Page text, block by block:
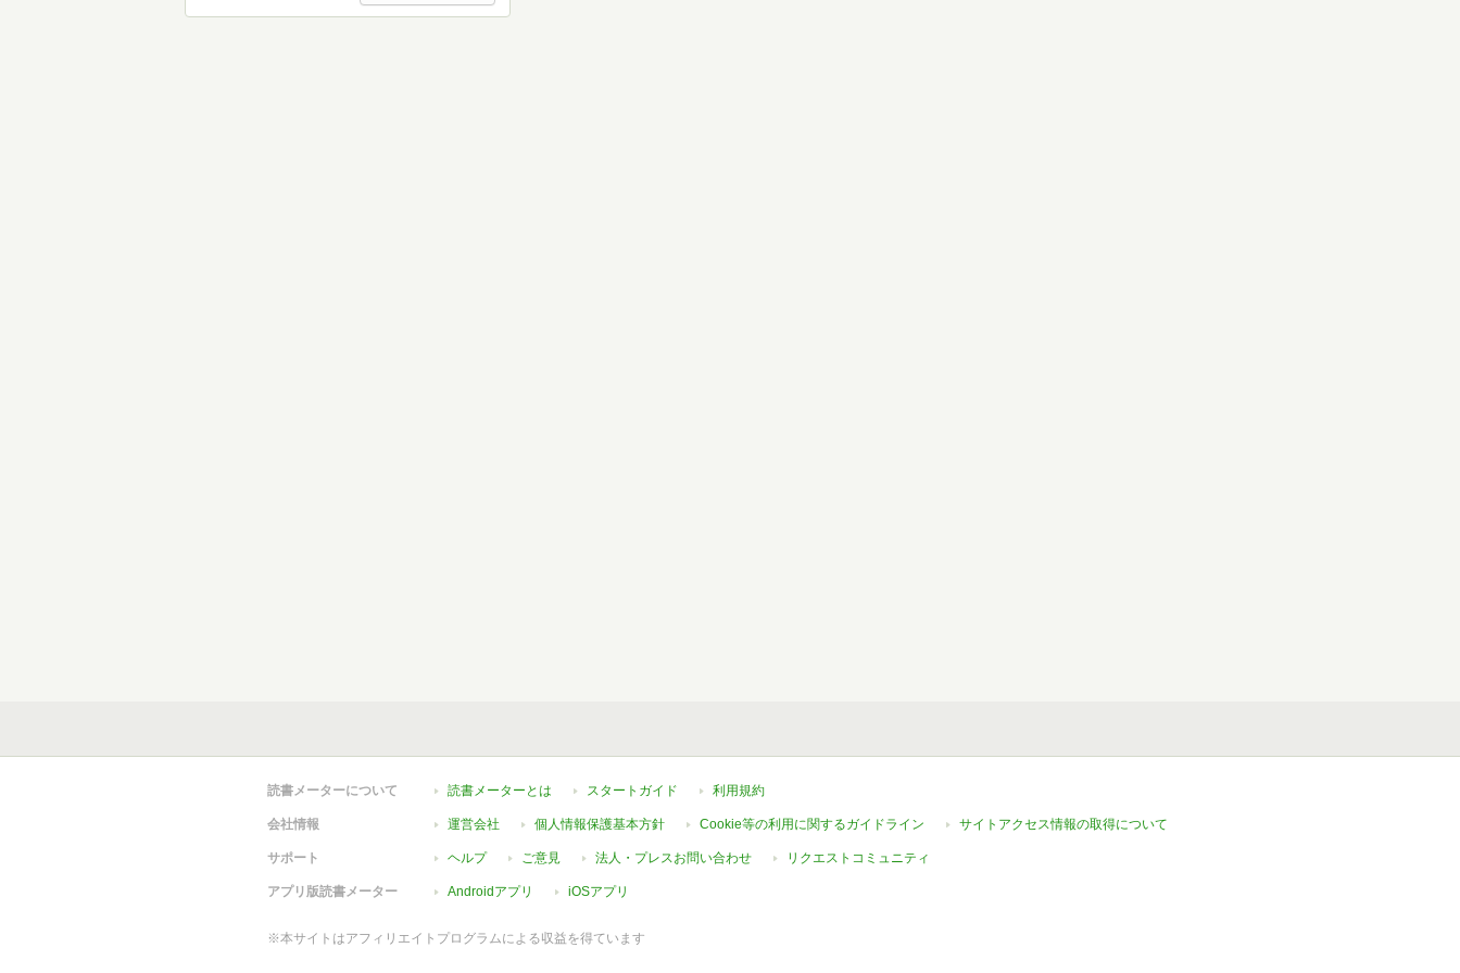
読書メーターについて 読書メーターとは スタートガイド 利用規約
会社情報 運営会社 個人情報保護基本方針 Cookie等の利用に関するガイドライン サイトアクセス情報の取得について
サポート ヘルプ ご意見 法人・プレスお問い合わせ リクエストコミュニティ
アプリ版読書メーター Androidアプリ iOSアプリ
※本サイトはアフィリエイトプログラムによる収益を得ています